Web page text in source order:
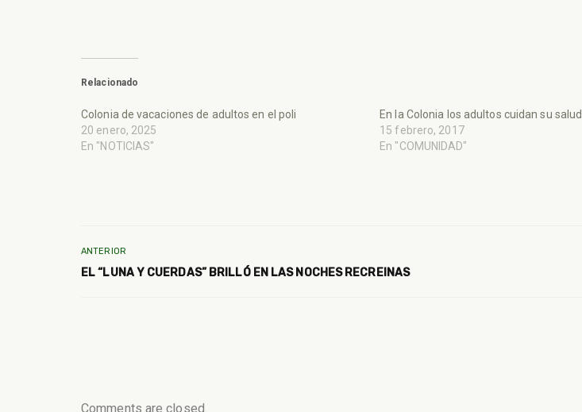
Relacionado
Colonia de vacaciones de adultos en el poli
20 enero, 2025
En "NOTICIAS"
En la Colonia los adultos cuidan su salud
15 febrero, 2017
En "COMUNIDAD"
ANTERIOR
EL “LUNA Y CUERDAS” BRILLÓ EN LAS NOCHES RECREINAS
Comments are closed.